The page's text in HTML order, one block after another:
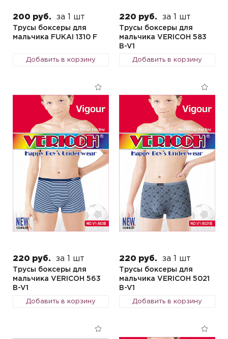
200 руб. за 1 шт
Трусы боксеры для
мальчика FUKAI 1310 F
Добавить в корзину
220 руб. за 1 шт
Трусы боксеры для
мальчика VERICOH 583
B-V1
Добавить в корзину
220 руб. за 1 шт
Трусы боксеры для
мальчика VERICOH 563
B-V1
Добавить в корзину
220 руб. за 1 шт
Трусы боксеры для
мальчика VERICOH 5021
B-V1
Добавить в корзину